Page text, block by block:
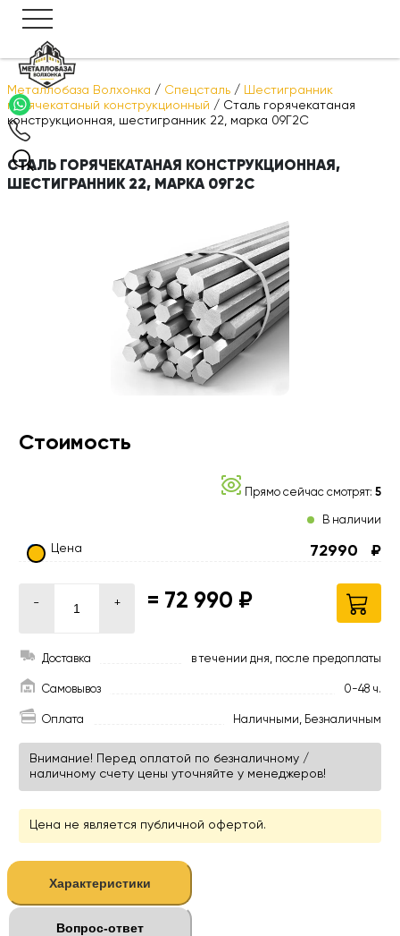
Металлобаза Волхонка / Спецсталь / Шестигранник
горячекатаный конструкционный / Сталь горячекатаная
конструкционная, шестигранник 22, марка 09Г2С
СТАЛЬ ГОРЯЧЕКАТАНАЯ КОНСТРУКЦИОННАЯ,
ШЕСТИГРАННИК 22, МАРКА 09Г2С
Стоимость
Прямо сейчас смотрят:5
В наличии
Цена 72990 ₽
- + = 72 990 ₽
Доставка в течении дня, после предоплаты
Самовывоз 0-48 ч.
Оплата Наличными, Безналичным
Внимание! Перед оплатой по безналичному /
наличному счету цены уточняйте у менеджеров!
Цена не является публичной офертой.
Характеристики
Вопрос-ответ